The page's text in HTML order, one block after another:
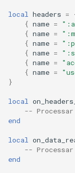
compression-
compression-vary
concat
cookie-flag
coolkit
session:close
session:detach
resty.http2.stream
local headers =
{ name =
{ name =
{ name =
{ name =
{ name =
{ name =
}
local
--
end
local
--
end